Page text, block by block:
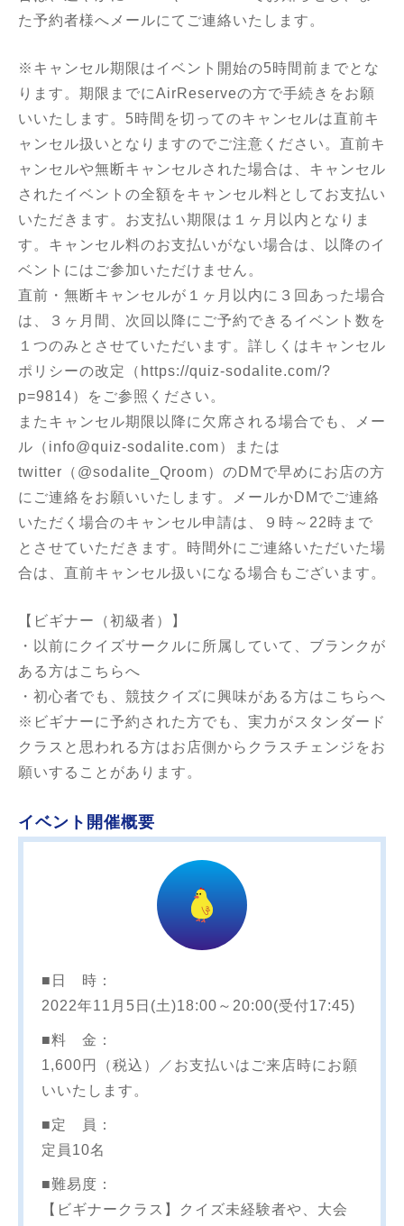
た予約者様へメールにてご連絡いたします。
※キャンセル期限はイベント開始の5時間前までとな
ります。期限までにAirReserveの方で手続きをお願
いいたします。5時間を切ってのキャンセルは直前キ
ャンセル扱いとなりますのでご注意ください。直前キ
ャンセルや無断キャンセルされた場合は、キャンセル
されたイベントの全額をキャンセル料としてお支払い
いただきます。お支払い期限は１ヶ月以内となりま
す。キャンセル料のお支払いがない場合は、以降のイ
ベントにはご参加いただけません。
直前・無断キャンセルが１ヶ月以内に３回あった場合
は、３ヶ月間、次回以降にご予約できるイベント数を
１つのみとさせていただいます。詳しくはキャンセル
ポリシーの改定（ https://quiz-sodalite.com/?
p=9814）をご参照ください。
またキャンセル期限以降に欠席される場合でも、メー
ル（info@quiz-sodalite.com）または
twitter（@sodalite_Qroom）のDMで早めにお店の方
にご連絡をお願いいたします。メールかDMでご連絡
いただく場合のキャンセル申請は、９時～22時まで
とさせていただきます。時間外にご連絡いただいた場
合は、直前キャンセル扱いになる場合もございます。
【ビギナー（初級者）】
・以前にクイズサークルに所属していて、ブランクが
ある方はこちらへ
・初心者でも、競技クイズに興味がある方はこちらへ
※ビギナーに予約された方でも、実力がスタンダード
クラスと思われる方はお店側からクラスチェンジをお
願いすることがあります。
イベント開催概要
■日 時：
2022年11月5日(土)18:00～20:00(受付17:45)
■料 金：
1,600円（税込）／お支払いはご来店時にお願
いいたします。
■定 員：
定員10名
■難易度：
【ビギナークラス】クイズ未経験者や、大会